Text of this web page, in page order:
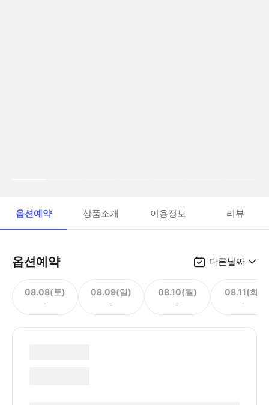
옵션예약 상품소개 이용정보 리뷰
옵션예약 다른날짜
08.08(토)
-
08.09(일)
-
08.10(월)
-
08.11(화)
-